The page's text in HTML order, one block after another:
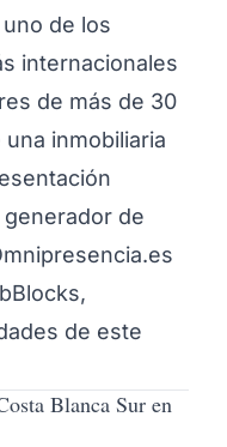
de los
internacionales
de más de 30
inmobiliaria
de
de este
Blanca Sur en